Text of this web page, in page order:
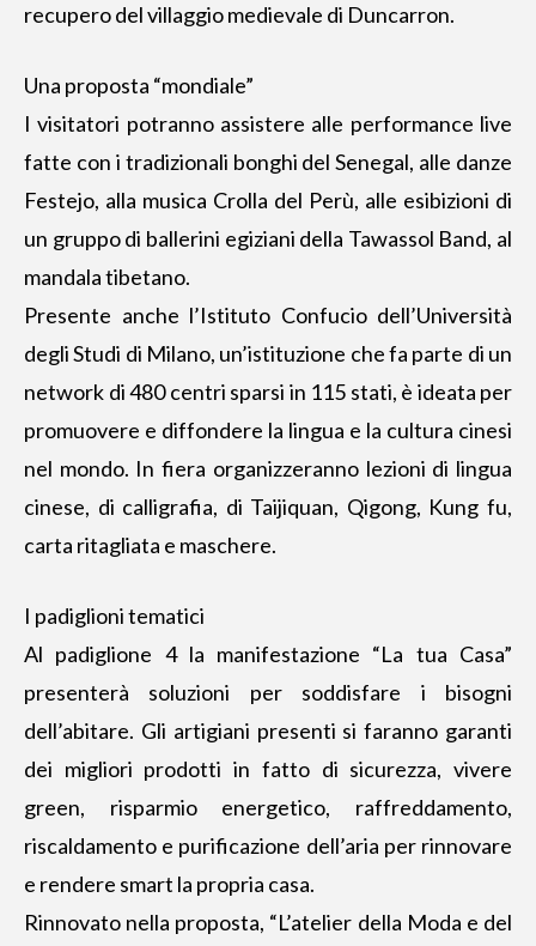
recupero del villaggio medievale di Duncarron.
Una proposta “mondiale”
I visitatori potranno assistere alle performance live
fatte con i tradizionali bonghi del Senegal, alle danze
Festejo, alla musica Crolla del Perù, alle esibizioni di
un gruppo di ballerini egiziani della Tawassol Band, al
mandala tibetano.
Presente anche l’Istituto Confucio dell’Università
degli Studi di Milano, un’istituzione che fa parte di un
network di 480 centri sparsi in 115 stati, è ideata per
promuovere e diffondere la lingua e la cultura cinesi
nel mondo. In fiera organizzeranno lezioni di lingua
cinese, di calligrafia, di Taijiquan, Qigong, Kung fu,
carta ritagliata e maschere.
I padiglioni tematici
Al padiglione 4 la manifestazione “La tua Casa”
presenterà soluzioni per soddisfare i bisogni
dell’abitare. Gli artigiani presenti si faranno garanti
dei migliori prodotti in fatto di sicurezza, vivere
green, risparmio energetico, raffreddamento,
riscaldamento e purificazione dell’aria per rinnovare
e rendere smart la propria casa.
Rinnovato nella proposta, “L’atelier della Moda e del